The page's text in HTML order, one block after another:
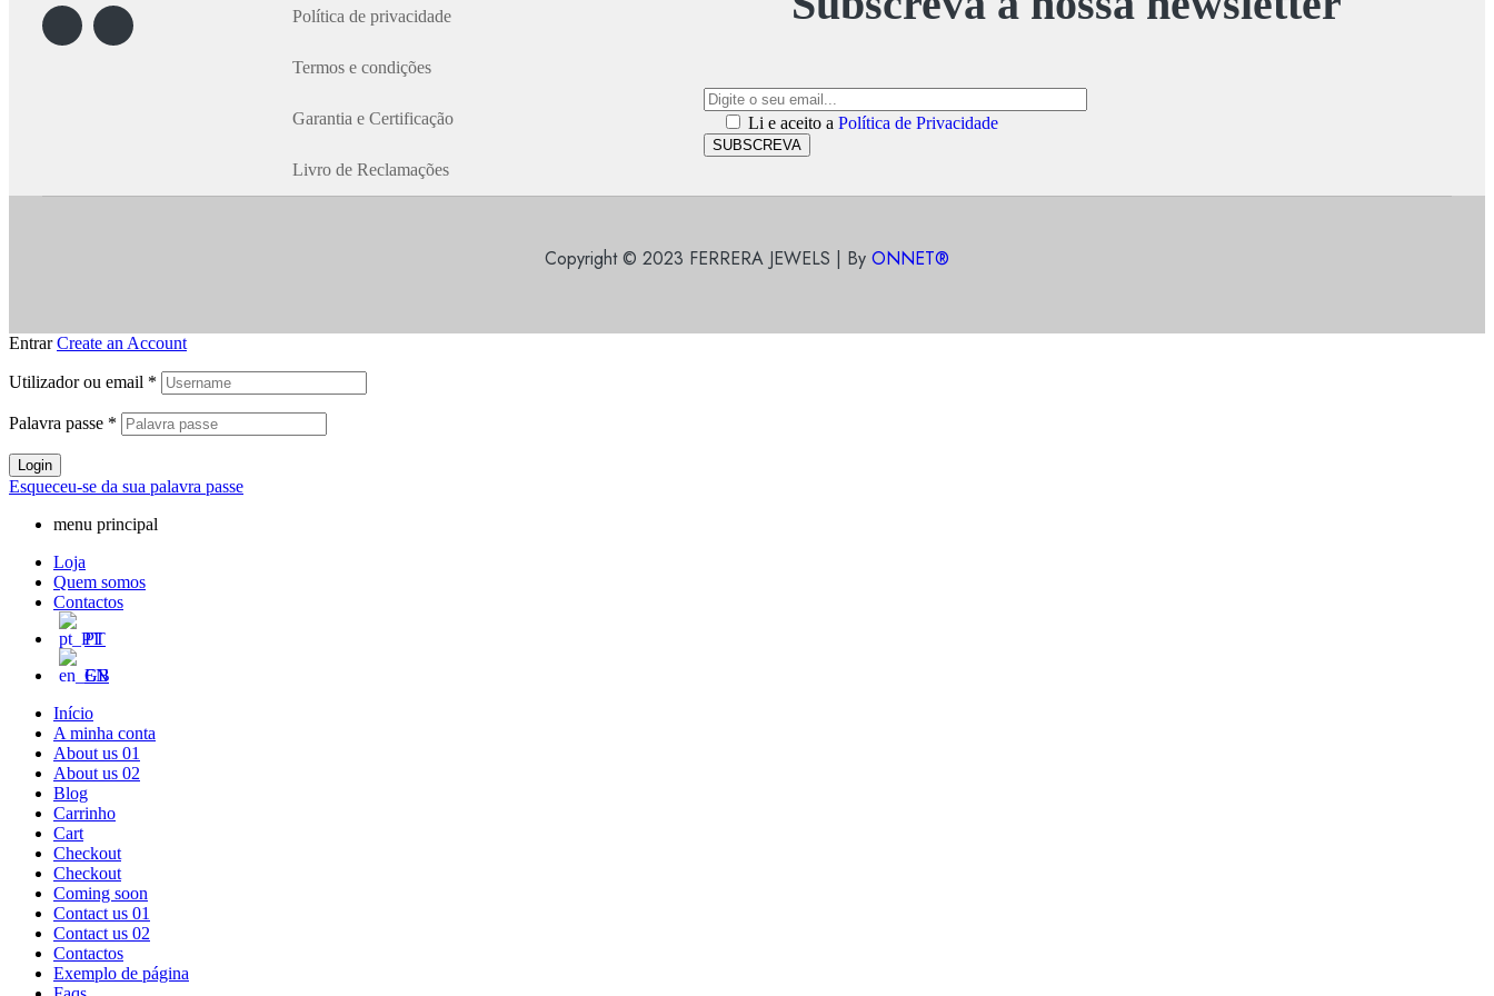
Política de privacidade
Termos e condições
Garantia e Certificação
Livro de Reclamações
Li e aceito aPolítica de Privacidade
SUBSCREVA
Copyright © 2023 FERRERA JEWELS | By ONNET®
Entrar Create an Account
Utilizador ou email *
Palavra passe *
Login
Esqueceu-se da sua palavra passe
menu principal
Loja
Quem somos
Contactos
PT
EN
Início
A minha conta
About us 01
About us 02
Blog
Carrinho
Cart
Checkout
Checkout
Coming soon
Contact us 01
Contact us 02
Contactos
Exemplo de página